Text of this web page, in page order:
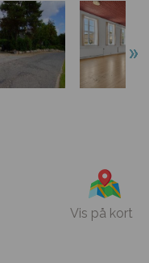
Vis på kort